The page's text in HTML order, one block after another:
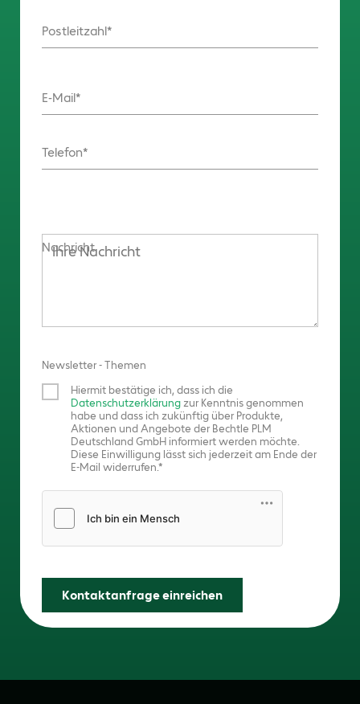
Postleitzahl
E-Mail
Telefon
Nachricht
Newsletter - Themen
Hiermit bestätige ich, dass ich die
Datenschutzerklärungzur Kenntnis genommen
habe und dass ich zukünftig über Produkte,
Aktionen und Angebote der Bechtle PLM
Deutschland GmbH informiert werden möchte.
Diese Einwilligung lässt sich jederzeit am Ende der
E-Mail widerrufen.
Kontaktanfrage einreichen